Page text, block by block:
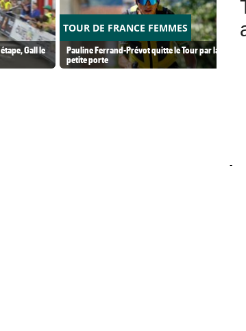
Gall le
TOUR DE FRANCE FEMMES
Pauline Ferrand-Prévot quitte le Tour par la
petite porte
-